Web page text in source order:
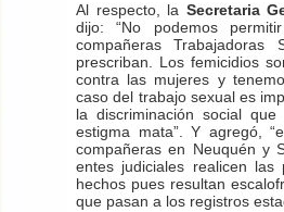
Al respecto, la Secretaria
dijo: “No podemos
compañeras
prescriban. Los femicidios
contra las mujeres y
caso del trabajo sexual es
la discriminación social
estigma mata”. Y agregó,
compañeras en Neuquén y
entes judiciales realicen las
hechos pues resultan
que pasan a los registros